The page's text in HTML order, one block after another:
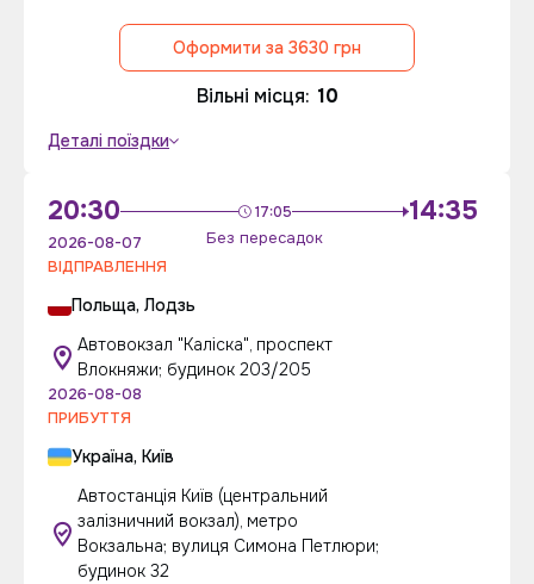
Оформити за 3630 грн
Вільні місця: 10
Деталі поїздки
20:30 17:05
Без пересадок
14:35
2026-08-07
ВІДПРАВЛЕННЯ
Польща, Лодзь
Автовокзал "Каліска", проспект
Влокняжи; будинок 203/205
2026-08-08
ПРИБУТТЯ
Україна, Київ
Автостанція Київ (центральний
залізничний вокзал), метро
Вокзальна; вулиця Симона Петлюри;
будинок 32